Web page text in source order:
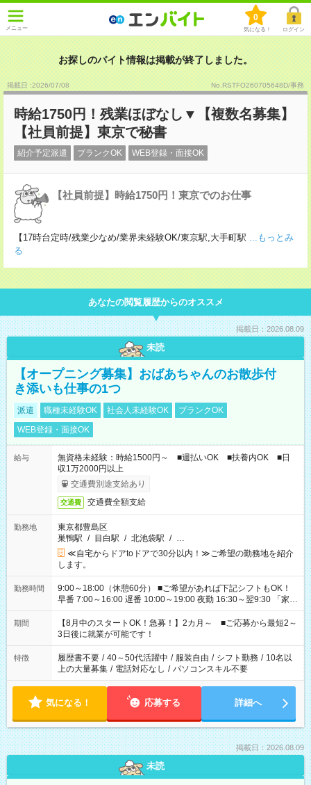
メニュー
0
気になる！ ログイン
お探しのバイト情報は掲載が終了しました。
掲載日 :2026/07/08 No.RSTFO260705648D/事務
時給1750円！残業ほぼなし▼【複数名募集】
【社員前提】東京で秘書
紹介予定派遣 ブランクOK WEB登録・面接OK
【社員前提】時給1750円！東京でのお仕事
【17時台定時/残業少なめ/業界未経験OK/東京駅,大手町駅 ...もっとみ
る
あなたの閲覧履歴からのオススメ
掲載日：2026.08.09
未読
【オープニング募集】おばあちゃんのお散歩付
き添いも仕事の1つ
派遣 職種未経験OK 社会人未経験OK
ブランクOK
WEB登録・面接OK
給与
無資格未経験：時給1500円～ ■週払いOK ■扶養内OK ■日
収1万2000円以上
交通費別途支給あり
交通費 交通費全額支給
勤務地
東京都豊島区
巣鴨駅 / 目白駅 / 北池袋駅 / …
≪自宅からドアtoドアで30分以内！≫ご希望の勤務地を紹介
します。
勤務時間
9:00～18:00（休憩60分） ■ご希望があれば下記シフトもOK！
早番 7:00～16:00 遅番 10:00～19:00 夜勤 16:30～翌9:30 「家族
と休みを合わせたい」 「余裕を持って夕飯の準備がしたい」
「できれば残業はしたくない」 など、ご希望を教えてください
ね。 ※Wワーク希望の方へ 今ご覧のお仕事で希望する勤務時間
と、もう1つのお仕事の勤務時間。 合計で週40時間を超える場
合は応募できません。
期間
【8月中のスタートOK！急募！】2カ月～ ■ご応募から最短2～
3日後に就業が可能です！
特徴 履歴書不要 / 40～50代活躍中 / 服装自由 / シフト勤務 / 10名以
上の大量募集 / 電話対応なし / パソコンスキル不要
気になる！ 応募する 詳細へ
掲載日：2026.08.09
未読